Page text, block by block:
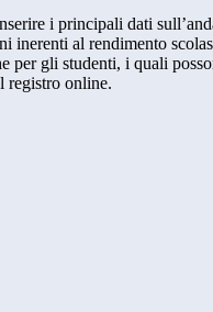
i principali dati
al rendimento
gli studenti, i quali
registro online.